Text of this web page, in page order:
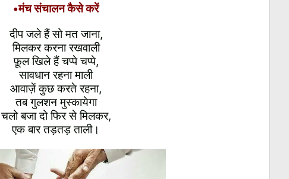
•मंच संचालन कैसे करें
दीप जले हैं सो मत जाना,
मिलकर करना रखवाली
फ़ूल खिले हैं चप्पे चप्पे,
सावधान रहना माली
आवाज़ें कुछ करते रहना,
तब गुलशन मुस्कायेगा
चलो बजा दो फिर से मिलकर,
एक बार तड़तड़ ताली।